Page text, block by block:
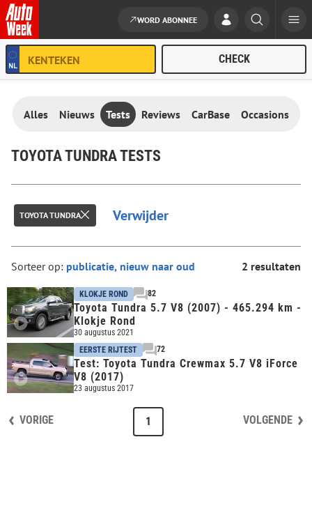
Ga naar de inhoud
WORD ABONNEE
Alles Nieuws Tests Reviews CarBase Occasions
TOYOTA TUNDRA TESTS
TOYOTA TUNDRA Verwijder
Sorteer op: 2 resultaten
KLOKJE ROND 82
Toyota Tundra 5.7 V8 (2007) - 465.294 km -
Klokje Rond
30 augustus 2021
EERSTE RIJTEST
72
Test: Toyota Tundra Crewmax 5.7 V8 iForce
V8 (2017)
23 augustus 2017
VORIGE VOLGENDE
1